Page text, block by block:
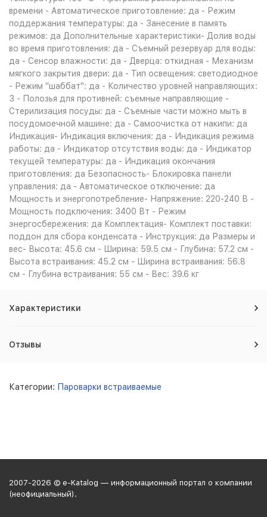
времени - Автоматическое приготовление: да - Режим
поддержания температуры: да - Занесение в память
режимов: да Дополнительные характеристики- Долив воды
во время приготовления: да - Съемный резервуар для воды:
да - Сенсор влажности: да - Дверца: откидная - Механизм
мягкого закрытия двери: да - Тип освещения: светодиодное
- Режим "шаббат": да - Количество уровней направляющих:
3 - Полозья для противней: съемные направляющие -
Стерилизация посуды: да - Съемные части можно мыть в
посудомоечной машине: да - Самоочистка от накипи: да
Индикация- Индикация включения: да - Индикация режима
работы: да - Индикатор отсутствия воды: да - Индикатор
текущей температуры: да - Индикация окончания
приготовления: да Безопасность- Блокировка панели
управления: да - Автоматическое отключение: да
Мощность и энергопотребление- Напряжение: 220-240 В -
Мощность подключения: 3400 Вт - Режим
энергосбережения: да Комплектация- Комплект поставки:
поддон для сбора конденсата - Инструкция: да Размеры и
вес- Высота: 45.6 см - Ширина: 59.5 см - Глубина: 57.2 см -
Высота встраивания: 45.2 см - Ширина встраивания: 56.8
см - Глубина встраивания: 55 см - Вес: 39.6 кг
Характеристики
Отзывы
Категории: Пароварки встраиваемые
2007-2026 © e-Katalog — информационный портал о компании
(неофициальный).